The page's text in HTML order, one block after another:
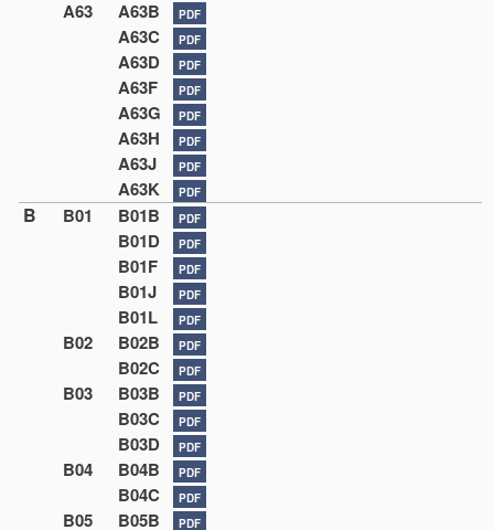
A63 A63B PDF
A63C PDF
A63D PDF
A63F PDF
A63G PDF
A63H PDF
A63J PDF
A63K PDF
B B01 B01B PDF
B01D PDF
B01F PDF
B01J PDF
B01L PDF
B02 B02B PDF
B02C PDF
B03 B03B PDF
B03C PDF
B03D PDF
B04 B04B PDF
B04C PDF
B05 B05B PDF